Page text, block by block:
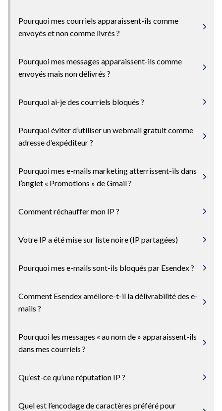
Pourquoi mes courriels apparaissent-ils comme
envoyés et non comme livrés ?
Pourquoi mes messages apparaissent-ils comme
envoyés mais non délivrés ?
Pourquoi ai-je des courriels bloqués ?
Pourquoi éviter d’utiliser un webmail gratuit comme
adresse d’expéditeur ?
Pourquoi mes e-mails marketing atterrissent-ils dans
l’onglet « Promotions » de Gmail ?
Comment réchauffer mon IP ?
Votre IP a été mise sur liste noire (IP partagées)
Pourquoi mes e-mails sont-ils bloqués par Esendex ?
Comment Esendex améliore-t-il la délivrabilité des e-
mails ?
Pourquoi les messages « au nom de » apparaissent-ils
dans mes courriels ?
Qu’est-ce qu’une réputation IP ?
Quel est l’encodage de caractères préféré pour